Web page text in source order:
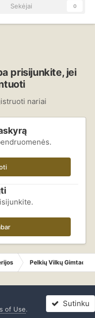
Sekėjai 0
prisijunkite, jei
nariai
Pelkių Vilkų
of Use.
Sutinku
Registracija Daugiau